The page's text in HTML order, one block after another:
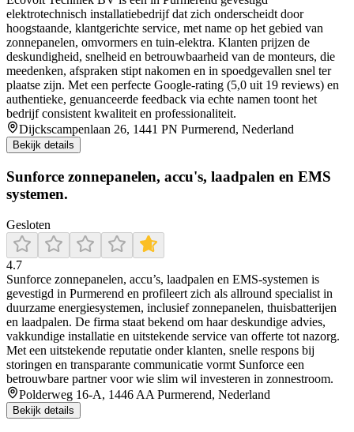
elektrotechnisch installatiebedrijf dat zich onderscheidt door
hoogstaande, klantgerichte service, met name op het gebied van
zonnepanelen, omvormers en tuin‑elektra. Klanten prijzen de
deskundigheid, snelheid en betrouwbaarheid van de monteurs, die
meedenken, afspraken stipt nakomen en in spoedgevallen snel ter
plaatse zijn. Met een perfecte Google‑rating (5,0 uit 19 reviews) en
authentieke, genuanceerde feedback via echte namen toont het
bedrijf consistent kwaliteit en professionaliteit.
Dijckscampenlaan 26, 1441 PN Purmerend, Nederland
Bekijk details
Sunforce zonnepanelen, accu's, laadpalen en EMS
systemen.
Gesloten
4.7
Sunforce zonnepanelen, accu’s, laadpalen en EMS-systemen is
gevestigd in Purmerend en profileert zich als allround specialist in
duurzame energiesystemen, inclusief zonnepanelen, thuisbatterijen
en laadpalen. De firma staat bekend om haar deskundige advies,
vakkundige installatie en uitstekende service van offerte tot nazorg.
Met een uitstekende reputatie onder klanten, snelle respons bij
storingen en transparante communicatie vormt Sunforce een
betrouwbare partner voor wie slim wil investeren in zonnestroom.
Polderweg 16-A, 1446 AA Purmerend, Nederland
Bekijk details